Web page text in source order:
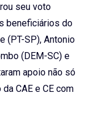
seu voto
beneficiários do
(PT-SP), Antonio
(DEM-SC) e
apoio não só
CAE e CE com